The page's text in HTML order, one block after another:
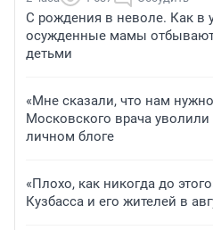
С рождения в неволе. Как в
осужденные мамы
детьми
«Мне сказали, что нам нужно
Московского врача
личном блоге
«Плохо, как никогда до
Кузбасса и его жителей в